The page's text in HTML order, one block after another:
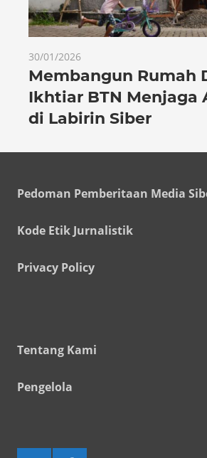
30/01/2026
Membangun Rumah
Ikhtiar BTN Menjaga
di Labirin Siber
Pedoman Pemberitaan Media
Kode Etik Jurnalistik
Privacy Policy
Tentang Kami
Pengelola